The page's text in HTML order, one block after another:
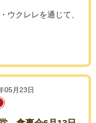
ウクレレを通じて、
05月23日